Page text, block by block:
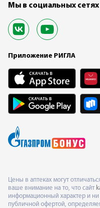
Мы в социальных сетях
Приложение РИГЛА
Цены в аптеках могут
ваше внимание на то, что сайт
информационный характер и ни
публичной офертой,